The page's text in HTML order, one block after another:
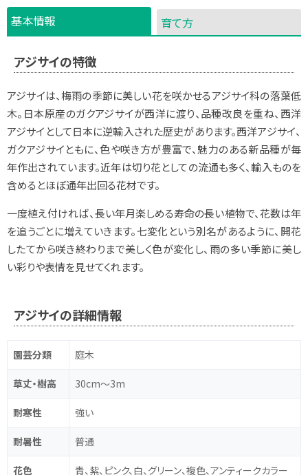
基本情報 育て方
アジサイの特徴
アジサイは、梅雨の季節に美しい花を咲かせるアジサイ科の落葉低
木。日本原産のガクアジサイが西洋に渡り、品種改良を重ね、西洋
アジサイとして日本に逆輸入された歴史があります。西洋アジサイ、
ガクアジサイともに、色や咲き方が豊富で、魅力のある新品種が毎
年作出されています。近年は切り花としての流通も多く、輸入ものを
含めるとほぼ通年出回る花材です。
一度植え付ければ、長い年月楽しめる寿命の長い植物で、花数は年
を追うごとに増えていきます。七変化という別名があるように、開花
したてから咲き終わりまで美しく色が変化し、雨の多い季節に美し
い彩りや表情を見せてくれます。
アジサイの詳細情報
園芸分類 庭木
草丈・樹高 30cm～3m
耐寒性 強い
耐暑性 普通
花色 青、紫、ピンク、白、グリーン、複色、アンティークカラー